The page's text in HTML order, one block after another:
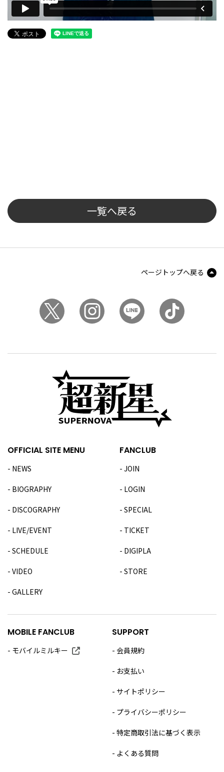
一覧へ戻る
ページトップへ戻る
OFFICIAL SITE MENU
NEWS
BIOGRAPHY
DISCOGRAPHY
LIVE/EVENT
SCHEDULE
VIDEO
GALLERY
FANCLUB
JOIN
LOGIN
SPECIAL
TICKET
DIGIPLA
STORE
MOBILE FANCLUB
モバイルミルキー
SUPPORT
会員規約
お支払い
サイトポリシー
プライバシーポリシー
特定商取引法に基づく表示
よくある質問